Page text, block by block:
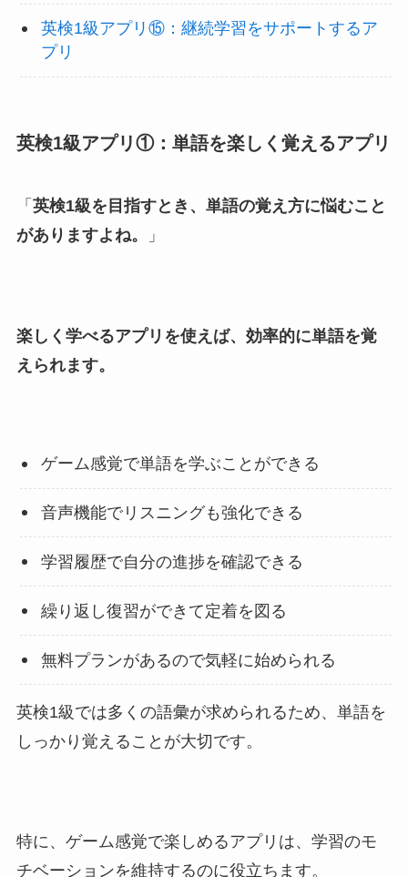
英検1級アプリ⑮：継続学習をサポートするア
プリ
英検1級アプリ①：単語を楽しく覚えるアプリ
「 英検1級を目指すとき、単語の覚え方に悩むこと
がありますよね。
」
楽しく学べるアプリを使えば、効率的に単語を覚
えられます。
ゲーム感覚で単語を学ぶことができる
音声機能でリスニングも強化できる
学習履歴で自分の進捗を確認できる
繰り返し復習ができて定着を図る
無料プランがあるので気軽に始められる
英検1級では多くの語彙が求められるため、単語を
しっかり覚えることが大切です。
特に、ゲーム感覚で楽しめるアプリは、学習のモ
チベーションを維持するのに役立ちます。